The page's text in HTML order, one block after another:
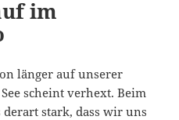
im
länger auf unserer
scheint verhext. Beim
stark, dass wir uns